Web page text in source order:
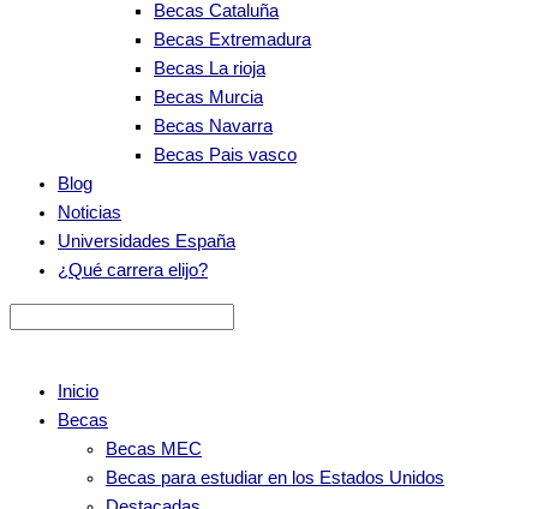
Becas Cataluña
Becas Extremadura
Becas La rioja
Becas Murcia
Becas Navarra
Becas Pais vasco
Blog
Noticias
Universidades España
¿Qué carrera elijo?
Inicio
Becas
Becas MEC
Becas para estudiar en los Estados Unidos